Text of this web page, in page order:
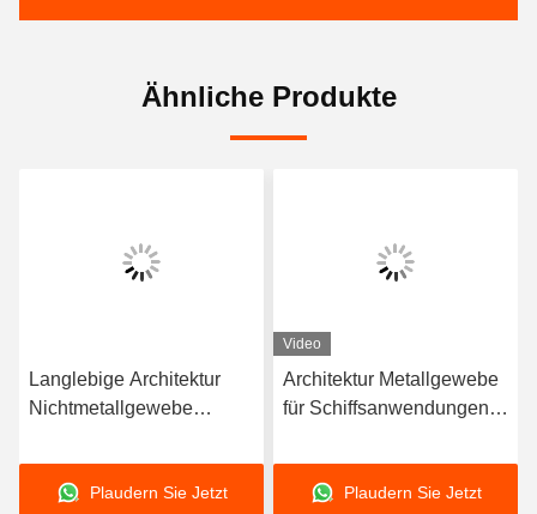
Ähnliche Produkte
Langlebige Architektur
Nichtmetallgewebe
Korrosionsbeständigkeit
Mehr als 10 Jahre
Plaudern Sie Jetzt
Video
Architektur Metallgewebe
für Schiffsanwendungen
Langlebig
Plaudern Sie Jetzt